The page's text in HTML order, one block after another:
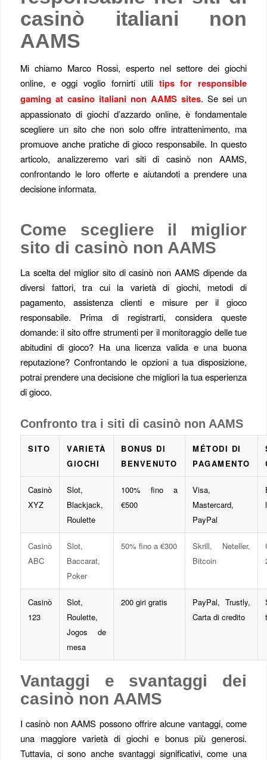
casinò italiani non
AAMS
Mi chiamo Marco Rossi, esperto nel settore dei giochi
online, e oggi voglio fornirti utili tips for responsible
gaming at casino italiani non AAMS sites. Se sei un
appassionato di giochi d’azzardo online, è fondamentale
scegliere un sito che non solo offre intrattenimento, ma
promuove anche pratiche di gioco responsabile. In questo
articolo, analizzeremo vari siti di casinò non AAMS,
confrontando le loro offerte e aiutandoti a prendere una
decisione informata.
Come scegliere il miglior
sito di casinò non AAMS
La scelta del miglior sito di casinò non AAMS dipende da
diversi fattori, tra cui la varietà di giochi, metodi di
pagamento, assistenza clienti e misure per il gioco
responsabile. Prima di registrarti, considera queste
domande: il sito offre strumenti per il monitoraggio delle tue
abitudini di gioco? Ha una licenza valida e una buona
reputazione? Confrontando le opzioni a tua disposizione,
potrai prendere una decisione che migliori la tua esperienza
di gioco.
Confronto tra i siti di casinò non AAMS
SITO
VARIETÀ
GIOCHI
BONUS DI
BENVENUTO
MÉTODI DI
PAGAMENTO
Casinò
XYZ
Slot,
Blackjack,
Roulette
100% fino a
€500
Visa,
Mastercard,
PayPal
Casinò
ABC
Slot,
Baccarat,
Poker
50% fino a €300
Skrill, Neteller,
Bitcoin
Casinò
123
Slot,
Roulette,
Jogos de
mesa
200 giri gratis
PayPal, Trustly,
Carta di credito
Vantaggi e svantaggi dei
casinò non AAMS
I casinò non AAMS possono offrire alcune vantaggi, come
una maggiore varietà di giochi e bonus più generosi.
Tuttavia, ci sono anche svantaggi significativi, come una